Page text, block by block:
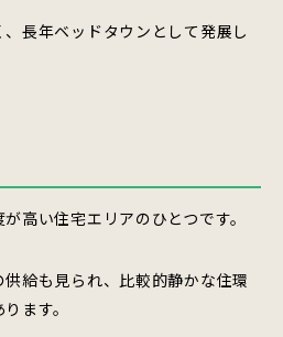
長年ベッドタウンとして発展し
高い住宅エリアのひとつです。
給も見られ、比較的静かな住環
ます。